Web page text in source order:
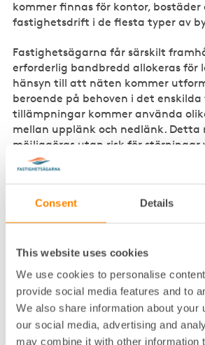
Consent Details
This website uses cookies
We use cookies to personalise
provide social media features and to
We also share information about your
our social media, advertising and
may combine it with other information
kommer finnas för kontor, bostäder
fastighetsdrift i de flesta typer av
Fastighetsägarna får särskilt
erforderlig bandbredd allokeras för
hänsyn till att näten kommer
beroende på behoven i det
tillämpningar kommer använda
mellan upplänk och nedlänk. Detta
möjliggöras utan risk för störningar
ta hänsyn till vid bedömningen av
frekvensomfång.
Avsnitt 2 – tilldelningsprocess
kriterierna för att erhålla tillstånd.
som ställs på den som söker
konkurrerande ansökningar
Fastighetsägarna utgår från att
kommer beviljas en aktör för en